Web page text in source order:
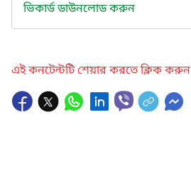
ভিকার্ড ডাউনলোড করুন
এই কনটেন্টটি শেয়ার করতে ক্লিক করুন